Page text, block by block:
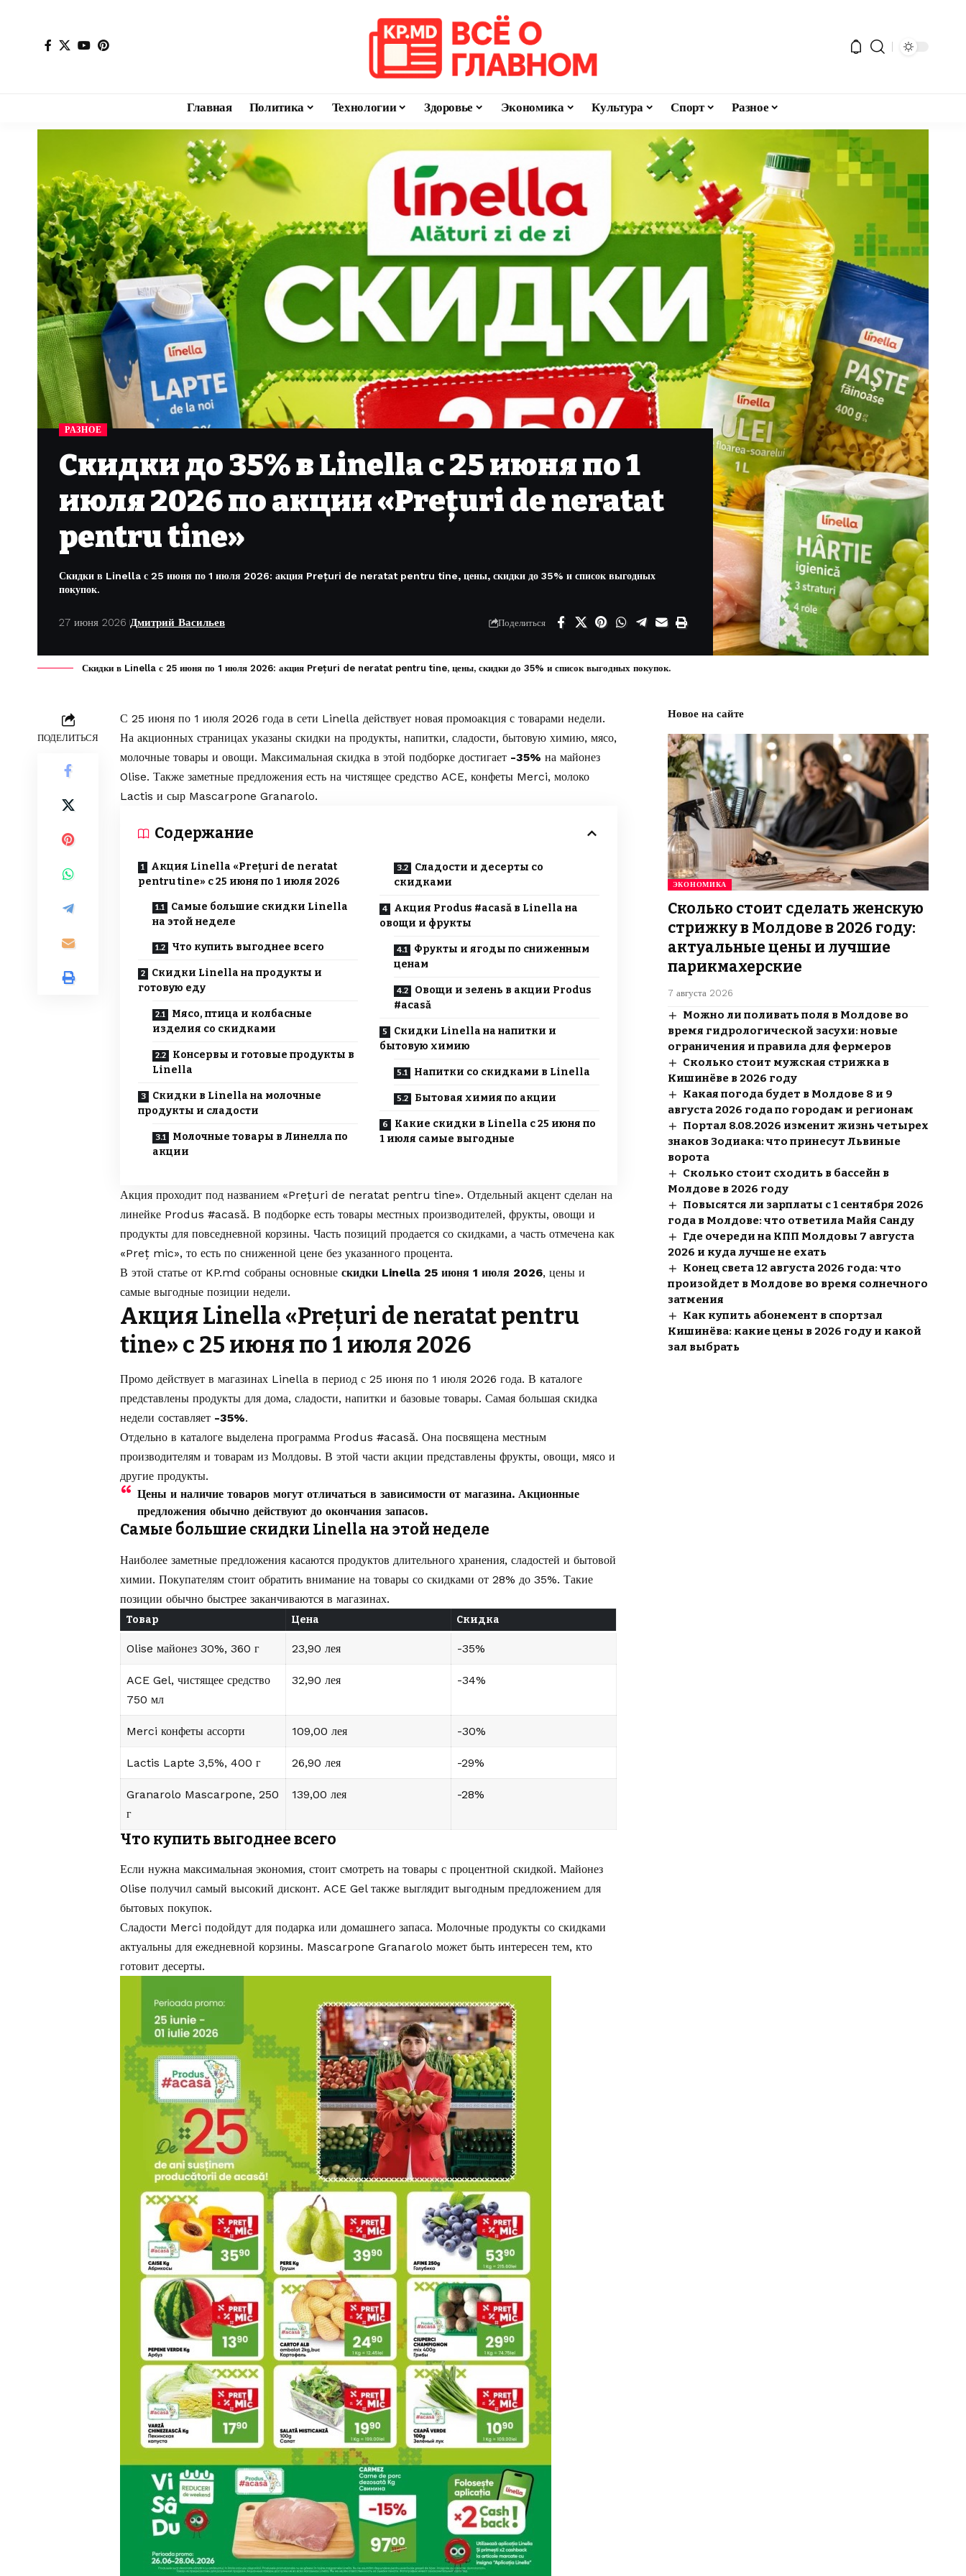
Главная Политика Технологии Здоровье Экономика Культура Спорт Разное
РАЗНОЕ
Скидки до 35% в Linella с 25 июня по 1
июля 2026 по акции «Prețuri de neratat
pentru tine»
Скидки в Linella с 25 июня по 1 июля 2026: акция Prețuri de neratat pentru tine, цены, скидки до 35% и список выгодных
покупок.
27 июня 2026 Дмитрий Васильев Поделиться
Скидки в Linella с 25 июня по 1 июля 2026: акция Prețuri de neratat pentru tine, цены, скидки до 35% и список выгодных покупок.
ПОДЕЛИТЬСЯ
С 25 июня по 1 июля 2026 года в сети Linella действует новая промоакция с товарами недели.
На акционных страницах указаны скидки на продукты, напитки, сладости, бытовую химию, мясо,
молочные товары и овощи. Максимальная скидка в этой подборке достигает -35% на майонез
Olise. Также заметные предложения есть на чистящее средство ACE, конфеты Merci, молоко
Lactis и сыр Mascarpone Granarolo.
Содержание
Акция Linella «Prețuri de neratat
pentru tine» с 25 июня по 1 июля 2026
Самые большие скидки Linella
на этой неделе
Что купить выгоднее всего
Скидки Linella на продукты и
готовую еду
Мясо, птица и колбасные
изделия со скидками
Консервы и готовые продукты в
Linella
Скидки в Linella на молочные
продукты и сладости
Молочные товары в Линелла по
акции
Сладости и десерты со
скидками
Акция Produs #acasă в Linella на
овощи и фрукты
Фрукты и ягоды по сниженным
ценам
Овощи и зелень в акции Produs
#acasă
Скидки Linella на напитки и
бытовую химию
Напитки со скидками в Linella
Бытовая химия по акции
Какие скидки в Linella с 25 июня по
1 июля самые выгодные
Акция проходит под названием «Prețuri de neratat pentru tine». Отдельный акцент сделан на
линейке Produs #acasă. В подборке есть товары местных производителей, фрукты, овощи и
продукты для повседневной корзины. Часть позиций продается со скидками, а часть отмечена как
«Preț mic», то есть по сниженной цене без указанного процента.
В этой статье от KP.md собраны основные скидки Linella 25 июня 1 июля 2026, цены и
самые выгодные позиции недели.
Акция Linella «Prețuri de neratat pentru
tine» с 25 июня по 1 июля 2026
Промо действует в магазинах Linella в период с 25 июня по 1 июля 2026 года. В каталоге
представлены продукты для дома, сладости, напитки и базовые товары. Самая большая скидка
недели составляет -35%.
Отдельно в каталоге выделена программа Produs #acasă. Она посвящена местным
производителям и товарам из Молдовы. В этой части акции представлены фрукты, овощи, мясо и
другие продукты.
Цены и наличие товаров могут отличаться в зависимости от магазина. Акционные
предложения обычно действуют до окончания запасов.
Самые большие скидки Linella на этой неделе
Наиболее заметные предложения касаются продуктов длительного хранения, сладостей и бытовой
химии. Покупателям стоит обратить внимание на товары со скидками от 28% до 35%. Такие
позиции обычно быстрее заканчиваются в магазинах.
Товар Цена Скидка
Olise майонез 30%, 360 г 23,90 лея -35%
ACE Gel, чистящее средство
750 мл
32,90 лея -34%
Merci конфеты ассорти 109,00 лея -30%
Lactis Lapte 3,5%, 400 г 26,90 лея -29%
Granarolo Mascarpone, 250
г
139,00 лея -28%
Что купить выгоднее всего
Если нужна максимальная экономия, стоит смотреть на товары с процентной скидкой. Майонез
Olise получил самый высокий дисконт. ACE Gel также выглядит выгодным предложением для
бытовых покупок.
Сладости Merci подойдут для подарка или домашнего запаса. Молочные продукты со скидками
актуальны для ежедневной корзины. Mascarpone Granarolo может быть интересен тем, кто
готовит десерты.
Новое на сайте
ЭКОНОМИКА
Сколько стоит сделать женскую
стрижку в Молдове в 2026 году:
актуальные цены и лучшие
парикмахерские
7 августа 2026
Можно ли поливать поля в Молдове во
время гидрологической засухи: новые
ограничения и правила для фермеров
Сколько стоит мужская стрижка в
Кишинёве в 2026 году
Какая погода будет в Молдове 8 и 9
августа 2026 года по городам и регионам
Портал 8.08.2026 изменит жизнь четырех
знаков Зодиака: что принесут Львиные
ворота
Сколько стоит сходить в бассейн в
Молдове в 2026 году
Повысятся ли зарплаты с 1 сентября 2026
года в Молдове: что ответила Майя Санду
Где очереди на КПП Молдовы 7 августа
2026 и куда лучше не ехать
Конец света 12 августа 2026 года: что
произойдет в Молдове во время солнечного
затмения
Как купить абонемент в спортзал
Кишинёва: какие цены в 2026 году и какой
зал выбрать